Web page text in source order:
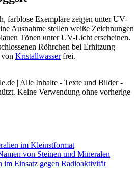
farblose Exemplare zeigen unter UV-
Ausnahme stellen weiße Zeichnungen
Tönen unter UV-Licht erscheinen.
Röhrchen bei Erhitzung
Kristallwasserfrei.
| Alle Inhalte - Texte und Bilder -
Keine Verwendung ohne vorherige
im Kleinstformat
von Steinen und Mineralen
im Einsatz gegen Radioaktivität